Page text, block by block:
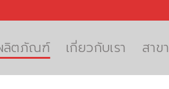
ลิตภัณฑ์ เกี่ยวกับเรา สาขา